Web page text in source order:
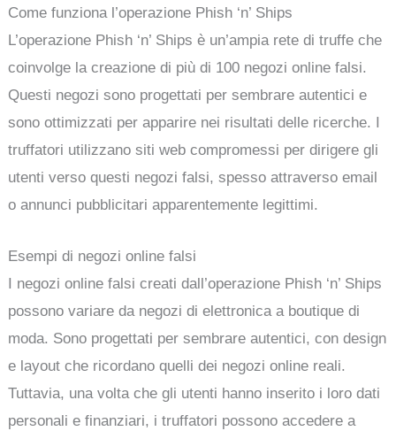
Come funziona l’operazione Phish ‘n’ Ships
L’operazione Phish ‘n’ Ships è un’ampia rete di truffe che
coinvolge la creazione di più di 100 negozi online falsi.
Questi negozi sono progettati per sembrare autentici e
sono ottimizzati per apparire nei risultati delle ricerche. I
truffatori utilizzano siti web compromessi per dirigere gli
utenti verso questi negozi falsi, spesso attraverso email
o annunci pubblicitari apparentemente legittimi.
Esempi di negozi online falsi
I negozi online falsi creati dall’operazione Phish ‘n’ Ships
possono variare da negozi di elettronica a boutique di
moda. Sono progettati per sembrare autentici, con design
e layout che ricordano quelli dei negozi online reali.
Tuttavia, una volta che gli utenti hanno inserito i loro dati
personali e finanziari, i truffatori possono accedere a